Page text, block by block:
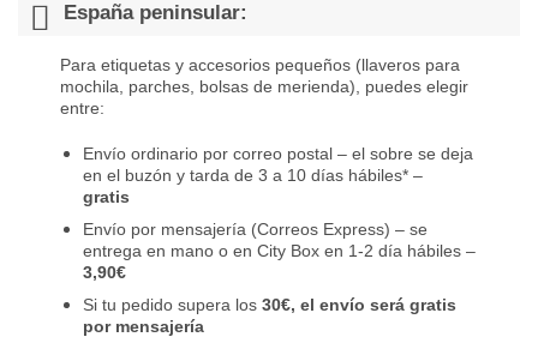
España peninsular:
Para etiquetas y accesorios pequeños (llaveros para
mochila, parches, bolsas de merienda), puedes elegir
entre:
Envío ordinario por correo postal – el sobre se deja
en el buzón y tarda de 3 a 10 días hábiles* –
gratis
Envío por mensajería (Correos Express) – se
entrega en mano o en City Box en 1-2 día hábiles –
3,90€
Si tu pedido supera los 30€, el envío será gratis
por mensajería